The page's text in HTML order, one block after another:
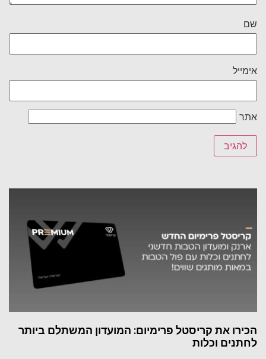
שם
אימייל
אתר
הכירו את קריסטל פרימיום: המועדון המשתלם ביותר
לחתנים וכלות